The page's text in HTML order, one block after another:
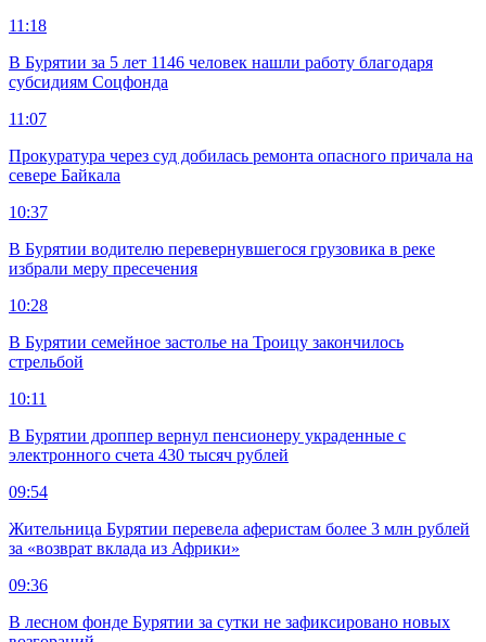
11:18
В Бурятии за 5 лет 1146 человек нашли работу благодаря
субсидиям Соцфонда
11:07
Прокуратура через суд добилась ремонта опасного причала на
севере Байкала
10:37
В Бурятии водителю перевернувшегося грузовика в реке
избрали меру пресечения
10:28
В Бурятии семейное застолье на Троицу закончилось
стрельбой
10:11
В Бурятии дроппер вернул пенсионеру украденные с
электронного счета 430 тысяч рублей
09:54
Жительница Бурятии перевела аферистам более 3 млн рублей
за «возврат вклада из Африки»
09:36
В лесном фонде Бурятии за сутки не зафиксировано новых